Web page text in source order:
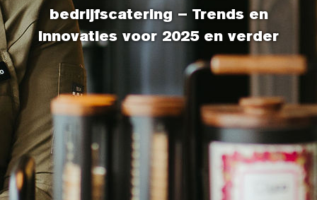
bedrijfscatering – Trends en
innovaties voor 2025 en verder